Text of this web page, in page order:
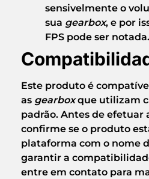
sensivelmente o
sua gearbox, e por
FPS pode ser notada.
Este produto é
as gearboxque utilizam
padrão. Antes de efetuar
confirme se o produto
plataforma com o nome
garantir a
entre em contato para